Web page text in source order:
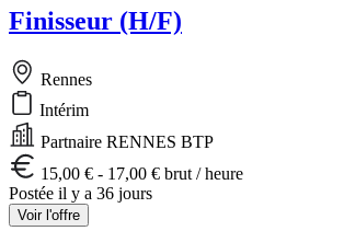
Finisseur (H/F)
Rennes
Intérim
Partnaire RENNES BTP
15,00 € - 17,00 € brut / heure
Postée il y a 36 jours
Voir l'offre